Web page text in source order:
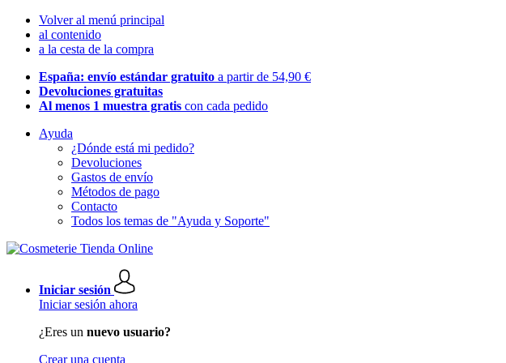
Volver al menú principal
al contenido
a la cesta de la compra
España: envío estándar gratuito a partir de 54,90 €
Devoluciones gratuitas
Al menos 1 muestra gratis con cada pedido
Ayuda
¿Dónde está mi pedido?
Devoluciones
Gastos de envío
Métodos de pago
Contacto
Todos los temas de "Ayuda y Soporte"
Iniciar sesión
Iniciar sesión ahora
¿Eres un nuevo usuario?
Crear una cuenta